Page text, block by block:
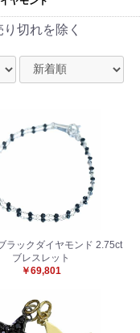
り切れを除く
ラックダイヤモンド 2.75ct
ブレスレット
￥69,801